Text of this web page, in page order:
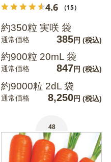
4.6 （15）
約350粒 実咲 袋
通常価格 385円 (税込)
約900粒 20mL 袋
通常価格 847円 (税込)
約9000粒 2dL 袋
通常価格 8,250円 (税込)
48